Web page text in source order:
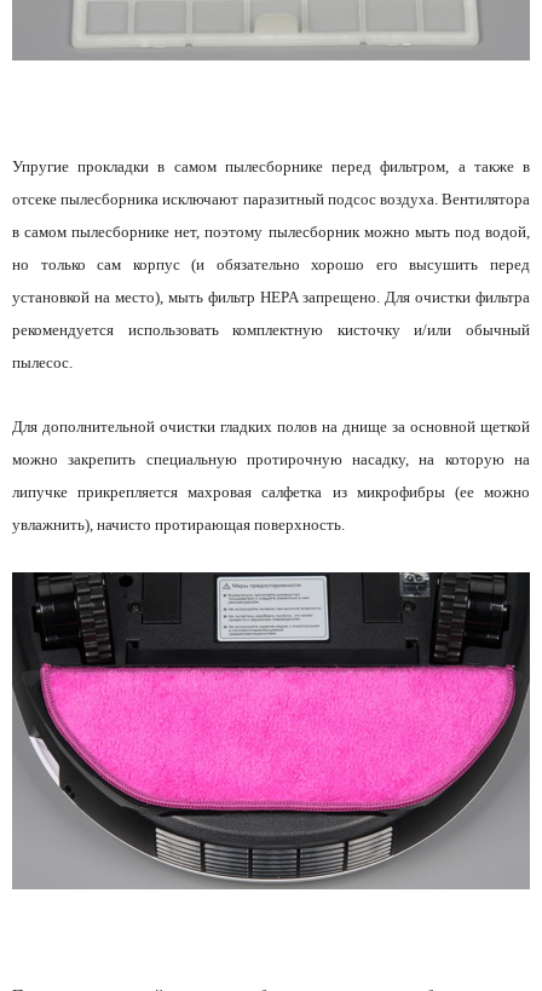
Упругие прокладки в самом пылесборнике перед фильтром, а также в
отсеке пылесборника исключают паразитный подсос воздуха. Вентилятора
в самом пылесборнике нет, поэтому пылесборник можно мыть под водой,
но только сам корпус (и обязательно хорошо его высушить перед
установкой на место), мыть фильтр HEPA запрещено. Для очистки фильтра
рекомендуется использовать комплектную кисточку и/или обычный
пылесос.
Для дополнительной очистки гладких полов на днище за основной щеткой
можно закрепить специальную протирочную насадку, на которую на
липучке прикрепляется махровая салфетка из микрофибры (ее можно
увлажнить), начисто протирающая поверхность.